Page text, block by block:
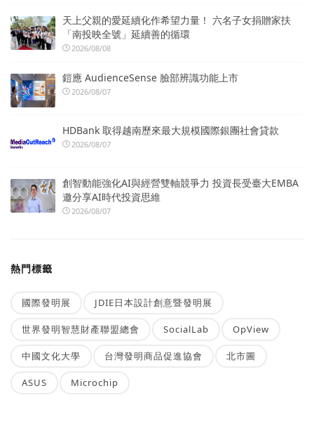
天上父親的愛延續化作希望力量！ 六名子女捐贈家扶
「南投映全號」延續善的循環
2026/08/08
鎧應 AudienceSense 臉部辨識功能上市
2026/08/07
HDBank 取得越南歷來最大規模國際銀團社會貸款
2026/08/07
創智動能強化AI與經營雙軸競爭力 投資長受臺大EMBA
邀分享AI時代投資思維
2026/08/07
熱門標籤
國際發明展 JDIE日本設計創意暨發明展
世界發明智慧財產聯盟總會 SocialLab OpView
中國文化大學 台灣發明商品促進協會 北市圖
ASUS Microchip